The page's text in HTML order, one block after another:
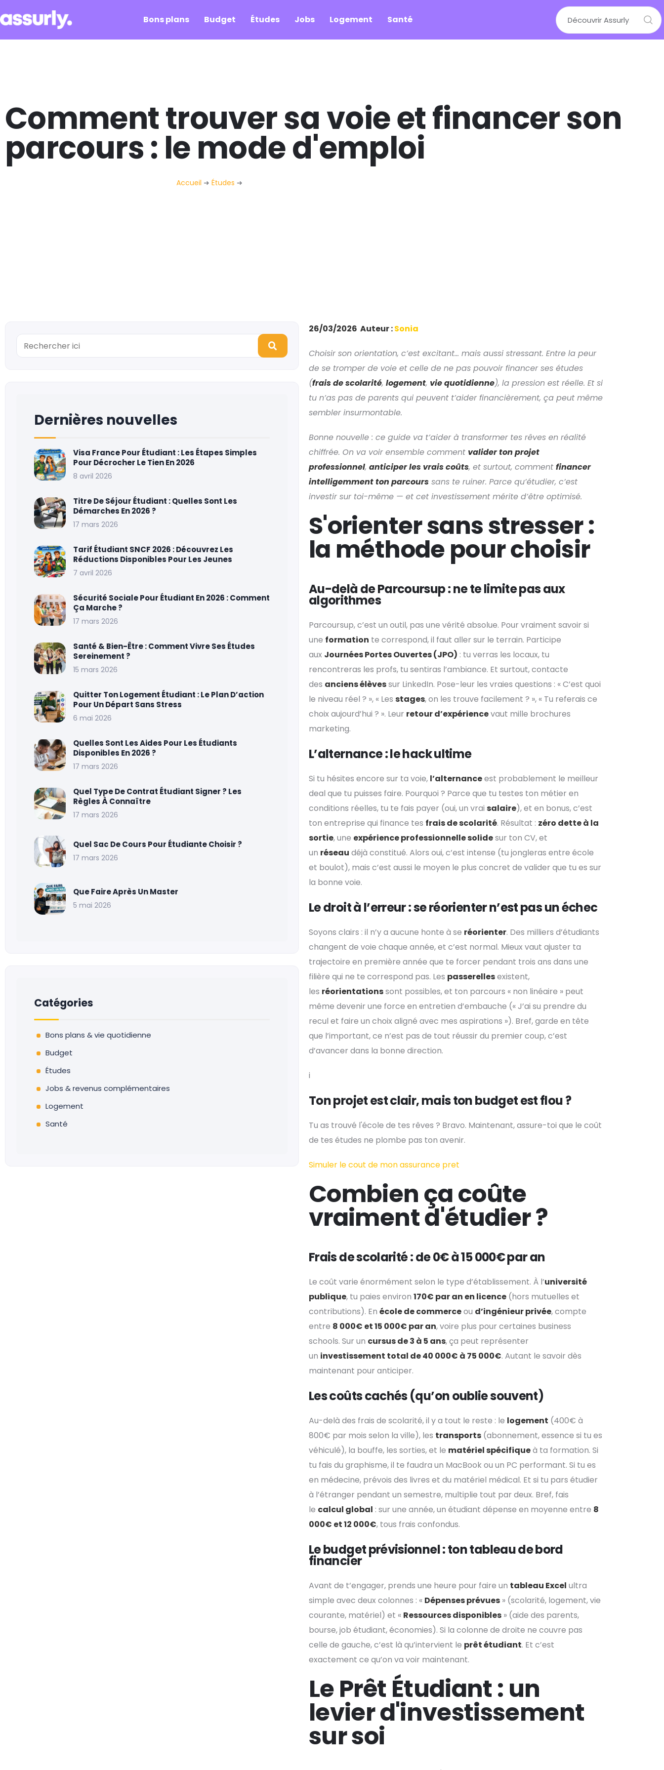
Bons plans Budget Études Jobs Logement Santé
Comment trouver sa voie et financer son
parcours : le mode d'emploi
Accueil ➜ Études ➜
Dernières nouvelles
Visa France Pour Étudiant : Les Étapes Simples
Pour Décrocher Le Tien En 2026
8 avril 2026
Titre De Séjour Étudiant : Quelles Sont Les
Démarches En 2026 ?
17 mars 2026
Tarif Étudiant SNCF 2026 : Découvrez Les
Réductions Disponibles Pour Les Jeunes
7 avril 2026
Sécurité Sociale Pour Étudiant En 2026 : Comment
Ça Marche ?
17 mars 2026
Santé & Bien-Être : Comment Vivre Ses Études
Sereinement ?
15 mars 2026
Quitter Ton Logement Étudiant : Le Plan D’action
Pour Un Départ Sans Stress
6 mai 2026
Quelles Sont Les Aides Pour Les Étudiants
Disponibles En 2026 ?
17 mars 2026
Quel Type De Contrat Étudiant Signer ? Les
Règles À Connaître
17 mars 2026
Quel Sac De Cours Pour Étudiante Choisir ?
17 mars 2026
Que Faire Après Un Master
5 mai 2026
Catégories
Bons plans & vie quotidienne
Budget
Études
Jobs & revenus complémentaires
Logement
Santé
26/03/2026 Auteur :Sonia
Choisir son orientation, c’est excitant… mais aussi stressant. Entre la peur
de se tromper de voie et celle de ne pas pouvoir financer ses études
(frais de scolarité, logement, vie quotidienne), la pression est réelle. Et si
tu n’as pas de parents qui peuvent t’aider financièrement, ça peut même
sembler insurmontable.
Bonne nouvelle : ce guide va t’aider à transformer tes rêves en réalité
chiffrée. On va voir ensemble comment valider ton projet
professionnel, anticiper les vrais coûts, et surtout, comment financer
intelligemment ton parcours sans te ruiner. Parce qu’étudier, c’est
investir sur toi-même — et cet investissement mérite d’être optimisé.
S'orienter sans stresser :
la méthode pour choisir
Au-delà de Parcoursup : ne te limite pas aux
algorithmes
Parcoursup, c’est un outil, pas une vérité absolue. Pour vraiment savoir si
une formation te correspond, il faut aller sur le terrain. Participe
aux Journées Portes Ouvertes (JPO) : tu verras les locaux, tu
rencontreras les profs, tu sentiras l’ambiance. Et surtout, contacte
des anciens élèvessur LinkedIn. Pose-leur les vraies questions : « C’est quoi
le niveau réel ? », « Les stages, on les trouve facilement ? », « Tu referais ce
choix aujourd’hui ? ». Leur retour d’expériencevaut mille brochures
marketing.
L’alternance : le hack ultime
Si tu hésites encore sur ta voie, l’alternanceest probablement le meilleur
deal que tu puisses faire. Pourquoi ? Parce que tu testes ton métier en
conditions réelles, tu te fais payer (oui, un vrai salaire), et en bonus, c’est
ton entreprise qui finance tes frais de scolarité. Résultat : zéro dette à la
sortie, une expérience professionnelle solidesur ton CV, et
un réseau déjà constitué. Alors oui, c’est intense (tu jongleras entre école
et boulot), mais c’est aussi le moyen le plus concret de valider que tu es sur
la bonne voie.
Le droit à l’erreur : se réorienter n’est pas un échec
Soyons clairs : il n’y a aucune honte à se réorienter. Des milliers d’étudiants
changent de voie chaque année, et c’est normal. Mieux vaut ajuster ta
trajectoire en première année que te forcer pendant trois ans dans une
filière qui ne te correspond pas. Les passerellesexistent,
les réorientationssont possibles, et ton parcours « non linéaire » peut
même devenir une force en entretien d’embauche (« J’ai su prendre du
recul et faire un choix aligné avec mes aspirations »). Bref, garde en tête
que l’important, ce n’est pas de tout réussir du premier coup, c’est
d’avancer dans la bonne direction.
i
Ton projet est clair, mais ton budget est flou ?
Tu as trouvé l'école de tes rêves ? Bravo. Maintenant, assure-toi que le coût
de tes études ne plombe pas ton avenir.
Simuler le cout de mon assurance pret
Combien ça coûte
vraiment d'étudier ?
Frais de scolarité : de 0€ à 15 000€ par an
Le coût varie énormément selon le type d’établissement. À l’université
publique, tu paies environ 170€ par an en licence (hors mutuelles et
contributions). En école de commerceou d’ingénieur privée, compte
entre 8 000€ et 15 000€ par an, voire plus pour certaines business
schools. Sur un cursus de 3 à 5 ans, ça peut représenter
un investissement total de 40 000€ à 75 000€. Autant le savoir dès
maintenant pour anticiper.
Les coûts cachés (qu’on oublie souvent)
Au-delà des frais de scolarité, il y a tout le reste : le logement (400€ à
800€ par mois selon la ville), les transports (abonnement, essence si tu es
véhiculé), la bouffe, les sorties, et le matériel spécifiqueà ta formation. Si
tu fais du graphisme, il te faudra un MacBook ou un PC performant. Si tu es
en médecine, prévois des livres et du matériel médical. Et si tu pars étudier
à l’étranger pendant un semestre, multiplie tout par deux. Bref, fais
le calcul global : sur une année, un étudiant dépense en moyenne entre 8
000€ et 12 000€, tous frais confondus.
Le budget prévisionnel : ton tableau de bord
financier
Avant de t’engager, prends une heure pour faire un tableau Excel ultra
simple avec deux colonnes : « Dépenses prévues » (scolarité, logement, vie
courante, matériel) et « Ressources disponibles » (aide des parents,
bourse, job étudiant, économies). Si la colonne de droite ne couvre pas
celle de gauche, c’est là qu’intervient le prêt étudiant. Et c’est
exactement ce qu’on va voir maintenant.
Le Prêt Étudiant : un
levier d'investissement
sur soi